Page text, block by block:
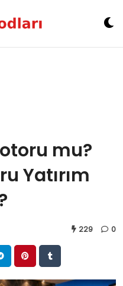
mu?
Yatırım
229 0